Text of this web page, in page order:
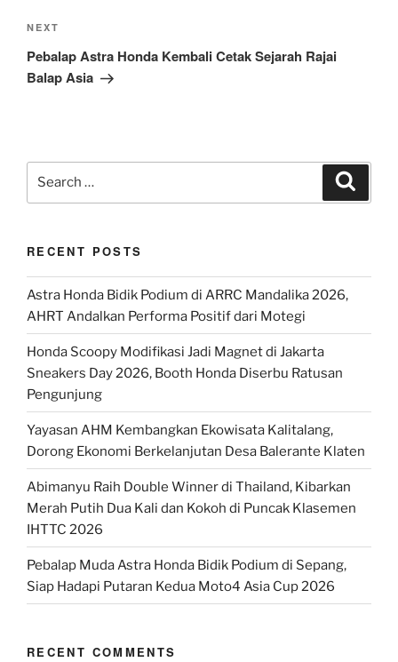
Next
Post
NEXT
Pebalap Astra Honda Kembali Cetak Sejarah Rajai
Balap Asia
Search
for:
RECENT POSTS
Astra Honda Bidik Podium di ARRC Mandalika 2026,
AHRT Andalkan Performa Positif dari Motegi
Honda Scoopy Modifikasi Jadi Magnet di Jakarta
Sneakers Day 2026, Booth Honda Diserbu Ratusan
Pengunjung
Yayasan AHM Kembangkan Ekowisata Kalitalang,
Dorong Ekonomi Berkelanjutan Desa Balerante Klaten
Abimanyu Raih Double Winner di Thailand, Kibarkan
Merah Putih Dua Kali dan Kokoh di Puncak Klasemen
IHTTC 2026
Pebalap Muda Astra Honda Bidik Podium di Sepang,
Siap Hadapi Putaran Kedua Moto4 Asia Cup 2026
RECENT COMMENTS